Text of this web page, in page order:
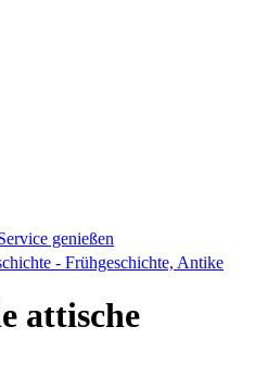
genießen
- Frühgeschichte, Antike
attische